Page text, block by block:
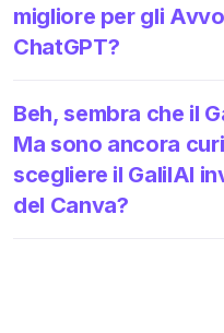
migliore per gli
ChatGPT?
Beh, sembra che il
Ma sono ancora
scegliere il GalilAI
del Canva?